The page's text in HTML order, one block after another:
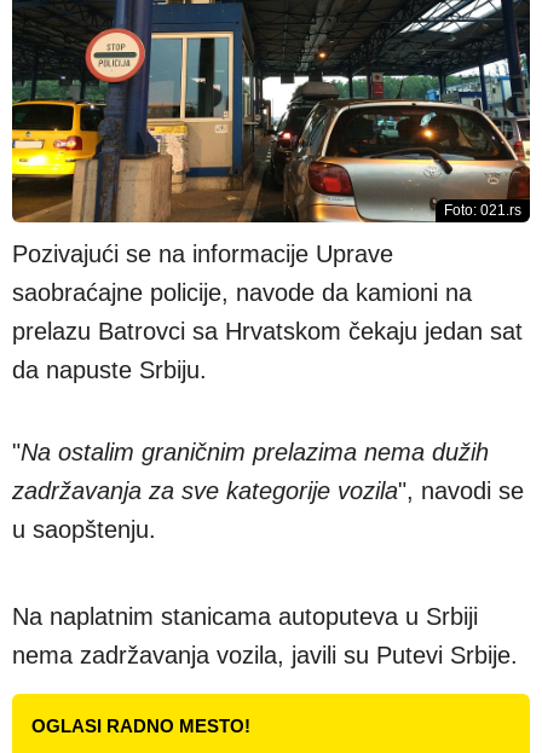
Foto: 021.rs
Pozivajući se na informacije Uprave
saobraćajne policije, navode da kamioni na
prelazu Batrovci sa Hrvatskom čekaju jedan sat
da napuste Srbiju.
"Na ostalim graničnim prelazima nema dužih
zadržavanja za sve kategorije vozila", navodi se
u saopštenju.
Na naplatnim stanicama autoputeva u Srbiji
nema zadržavanja vozila, javili su Putevi Srbije.
OGLASI RADNO MESTO!